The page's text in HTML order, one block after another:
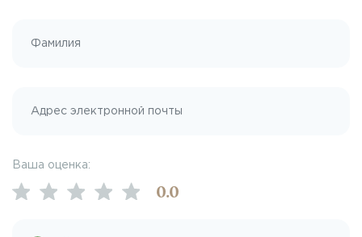
Ваша оценка:
0.0